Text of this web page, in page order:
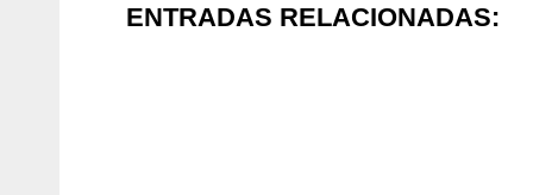
ENTRADAS RELACIONADAS: